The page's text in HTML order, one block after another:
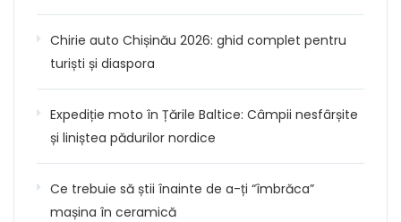
Chirie auto Chișinău 2026: ghid complet pentru
turiști și diaspora
Expediție moto în Țările Baltice: Câmpii nesfârșite
și liniștea pădurilor nordice
Ce trebuie să știi înainte de a-ți “îmbrăca”
mașina în ceramică